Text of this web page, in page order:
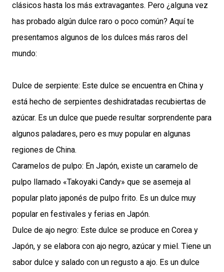
clásicos hasta los más extravagantes. Pero ¿alguna vez
has probado algún dulce raro o poco común? Aquí te
presentamos algunos de los dulces más raros del
mundo:
Dulce de serpiente: Este dulce se encuentra en China y
está hecho de serpientes deshidratadas recubiertas de
azúcar. Es un dulce que puede resultar sorprendente para
algunos paladares, pero es muy popular en algunas
regiones de China.
Caramelos de pulpo: En Japón, existe un caramelo de
pulpo llamado «Takoyaki Candy» que se asemeja al
popular plato japonés de pulpo frito. Es un dulce muy
popular en festivales y ferias en Japón.
Dulce de ajo negro: Este dulce se produce en Corea y
Japón, y se elabora con ajo negro, azúcar y miel. Tiene un
sabor dulce y salado con un regusto a ajo. Es un dulce